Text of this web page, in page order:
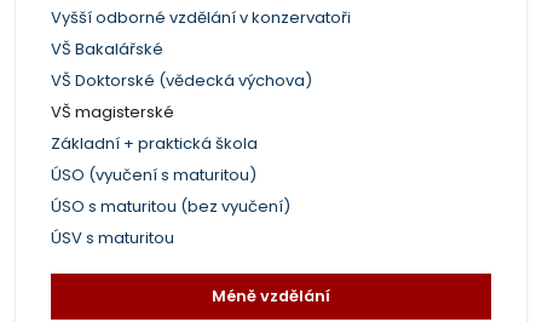
Vyšší odborné vzdělání v konzervatoři
VŠ Bakalářské
VŠ Doktorské (vědecká výchova)
VŠ magisterské
Základní + praktická škola
ÚSO (vyučení s maturitou)
ÚSO s maturitou (bez vyučení)
ÚSV s maturitou
Méně vzdělání